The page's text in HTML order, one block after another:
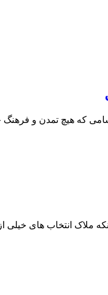
که هیچ تمدن و فرهنگ
ملاک انتخاب های خیلی